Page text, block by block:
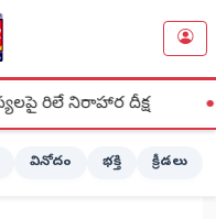
దీక్ష ●శ్రీశైలం
వినోదం భక్తి క్రీడలు